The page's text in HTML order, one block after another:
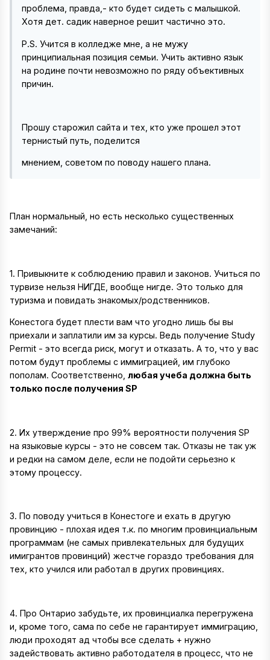
проблема, правда,- кто будет сидеть с малышкой.
Хотя дет. садик наверное решит частично это.
P.S. Учится в колледже мне, а не мужу
принципиальная позиция семьи. Учить активно язык
на родине почти невозможно по ряду объективных
причин.
Прошу старожил сайта и тех, кто уже прошел этот
тернистый путь, поделится
мнением, советом по поводу нашего плана.
План нормальный, но есть несколько существенных
замечаний:
1. Привыкните к соблюдению правил и законов. Учиться по
турвизе нельзя НИГДЕ, вообще нигде. Это только для
туризма и повидать знакомых/родственников.
Конестога будет плести вам что угодно лишь бы вы
приехали и заплатили им за курсы. Ведь получение Study
Permit - это всегда риск, могут и отказать. А то, что у вас
потом будут проблемы с иммиграцией, им глубоко
пополам. Соответственно, любая учеба должна быть
только после получения SP
2. Их утверждение про 99% вероятности получения SP
на языковые курсы - это не совсем так. Отказы не так уж
и редки на самом деле, если не подойти серьезно к
этому процессу.
3. По поводу учиться в Конестоге и ехать в другую
провинцию - плохая идея т.к. по многим провинциальным
программам (не самых привлекательных для будущих
имигрантов провинций) жестче гораздо требования для
тех, кто учился или работал в других провинциях.
4. Про Онтарио забудьте, их провинциалка перегружена
и, кроме того, сама по себе не гарантирует иммиграцию,
люди проходят ад чтобы все сделать + нужно
задействовать активно работодателя в процесс, что не